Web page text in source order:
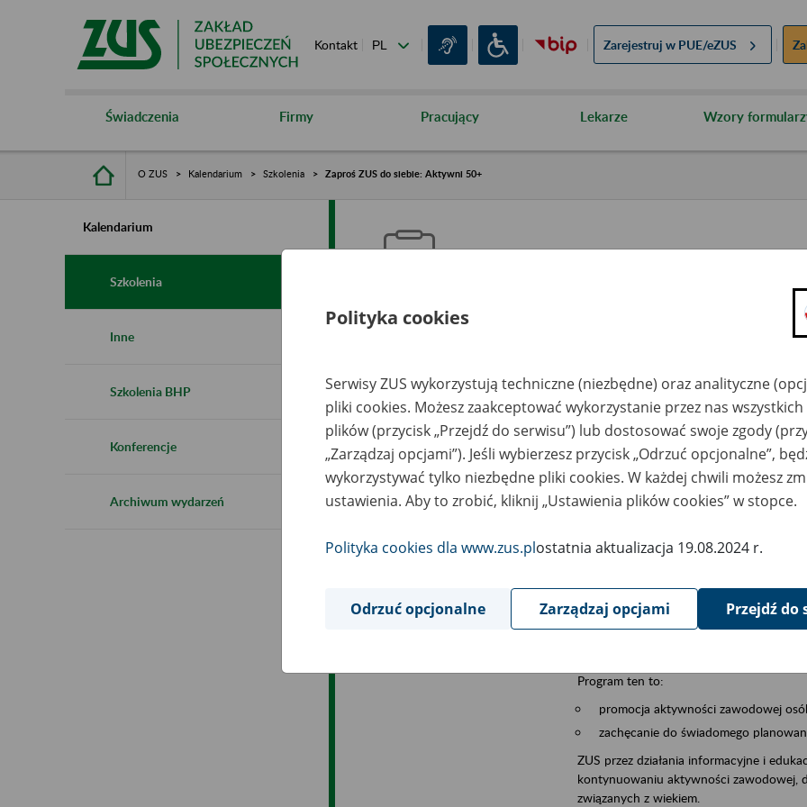
Kontakt Zarejestruj w PUE/eZUS
Świadczenia Firmy Pracujący Lekarze Wzory
O ZUS Kalendarium Szkolenia Zaproś ZUS do siebie: Aktywni 50+
Kalendarium
Szkolenia
Inne
Szkolenia BHP
Konferencje
Archiwum wydarzeń
Zaproś ZUS do siebie: Aktywni
Rodzaj wydarzenia Szkolenia
Obszar merytoryczny płatnicy, ubezpieczeni, świadczeniobiorcy
Opis wydarzenia
Szkolenie stacjonarne w siedzibie firmy,
Zgłoszenia przyjmujemy na adres e-mail:
W temacie wiadomości wpisz: Zaproś
Poznań/Konin/Koło/Turek/Słupca/
Aktywni 50+ to inicjatywa, która
Program ten to:
promocja aktywności zawodowej
zachęcanie do świadomego
ZUS przez działania informacyjne i
kontynuowaniu aktywności zawodowej,
związanych z wiekiem.
Polityka cookies
Serwisy ZUS wykorzystują techniczne (niezbędne) oraz analityczne
pliki cookies. Możesz zaakceptować wykorzystanie przez nas
plików (przycisk „Przejdź do serwisu”) lub dostosować swoje zgody
„Zarządzaj opcjami”). Jeśli wybierzesz przycisk „Odrzuć opcjonalne”,
wykorzystywać tylko niezbędne pliki cookies. W każdej chwili możesz
ustawienia. Aby to zrobić, kliknij „Ustawienia plików cookies” w stopce.
Polityka cookies dla www.zus.plostatnia aktualizacja 19.08.2024 r.
Odrzuć opcjonalne Zarządzaj opcjami Przejdź do